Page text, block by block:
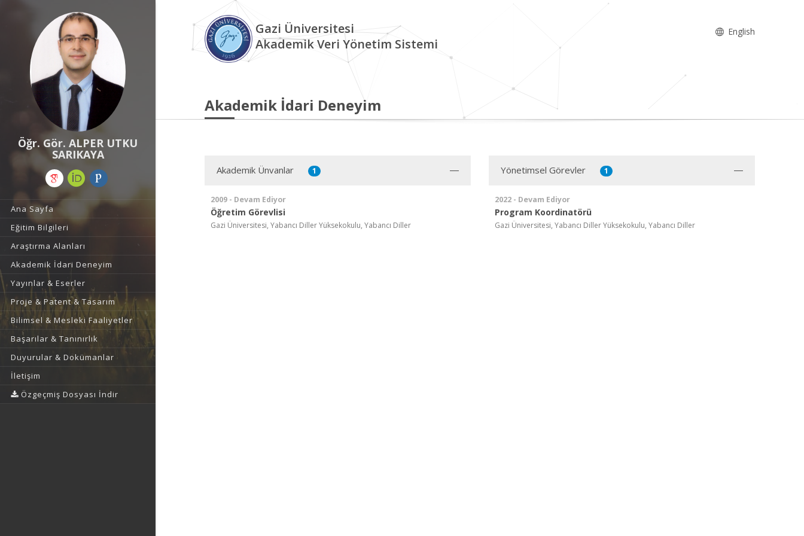
Öğr. Gör. ALPER UTKU
SARIKAYA
Ana Sayfa
Eğitim Bilgileri
Araştırma Alanları
Akademik İdari Deneyim
Yayınlar & Eserler
Proje & Patent & Tasarım
Bilimsel & Mesleki Faaliyetler
Başarılar & Tanınırlık
Duyurular & Dokümanlar
İletişim
Özgeçmiş Dosyası İndir
Gazi Üniversitesi
Akademik Veri Yönetim Sistemi
English
Akademik İdari Deneyim
Akademik Ünvanlar 1
2009 - Devam Ediyor
Öğretim Görevlisi
Gazi Üniversitesi, Yabancı Diller Yüksekokulu, Yabancı Diller
Yönetimsel Görevler 1
2022 - Devam Ediyor
Program Koordinatörü
Gazi Üniversitesi, Yabancı Diller Yüksekokulu, Yabancı Diller